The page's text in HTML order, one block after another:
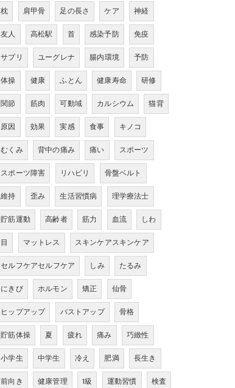
枕
肩甲骨 足の長さ ケア
神経
友人
高松駅 首 感染予防
免疫
サプリ
ユーグレナ 腸内環境
予防
体操
健康 ふとん 健康寿命
研修
関節
筋肉 可動域 カルシウム
猫背
原因
効果 実感 食事
キノコ
むくみ
背中の痛み 痛い
スポーツ
スポーツ障害
リハビリ
骨盤ベルト
維持
歪み 生活習慣病
理学療法士
貯筋運動
高齢者 筋力 血流
しわ
目
マットレス
スキンケアスキンケア
セルフケアセルフケア
しみ
たるみ
にきび
ホルモン 矯正
仙骨
ヒップアップ
バストアップ
骨格
貯筋体操
夏 疲れ 痛み
巧緻性
小学生
中学生 冷え 肥満
長生き
前向き
健康管理 1級 運動習慣 検査